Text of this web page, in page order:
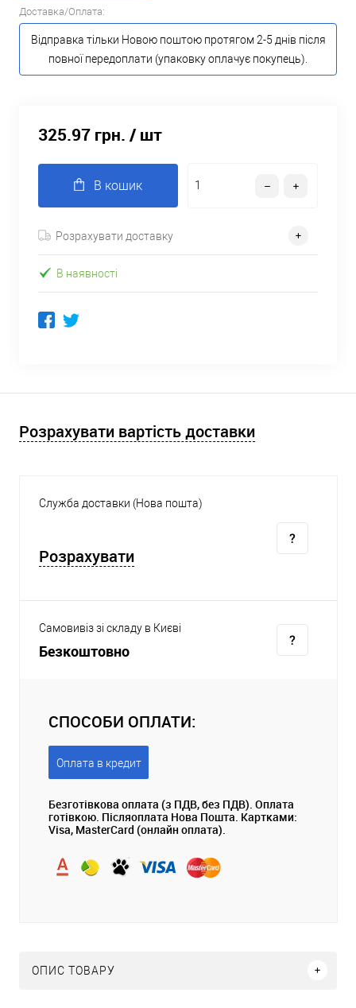
Доставка/Оплата:
Відправка тільки Новою поштою протягом 2-5 днів після
повної передоплати (упаковку оплачує покупець).
325.97 грн. / шт
В кошик
Розрахувати доставку
В наявності
Розрахувати вартість доставки
Служба доставки (Нова пошта)
Розрахувати
Самовивіз зі складу в Києві
Безкоштовно
СПОСОБИ ОПЛАТИ:
Оплата в кредит
Безготівкова оплата (з ПДВ, без ПДВ). Оплата
готівкою. Післяоплата Нова Пошта. Картками:
Visa, MasterCard (онлайн оплата).
ОПИС ТОВАРУ